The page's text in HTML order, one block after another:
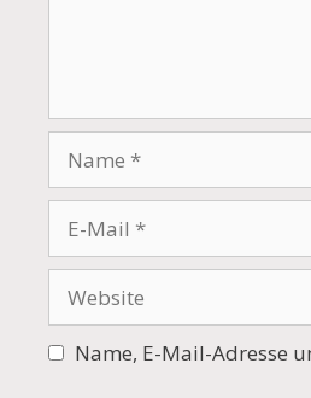
Mail
Name, E-Mail-Adresse